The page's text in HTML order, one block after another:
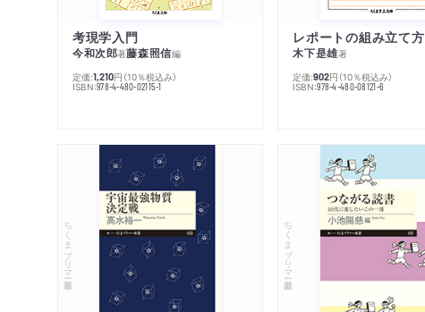
考現学入門
今和次郎著藤森照信編
定価:1,210円 （10％税込み）
ISBN:978-4-480-02115-1
レポートの組み立て方
木下是雄著
定価:902円 （10％税込み）
ISBN:978-4-480-08121-6
ちくまプリマー新書 ちくまプリマー新書